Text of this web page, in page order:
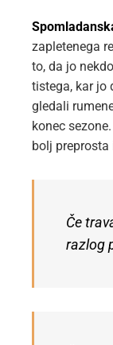
zapletenega
to, da jo
tistega, kar jo
gledali
konec
bolj
Če
razlog